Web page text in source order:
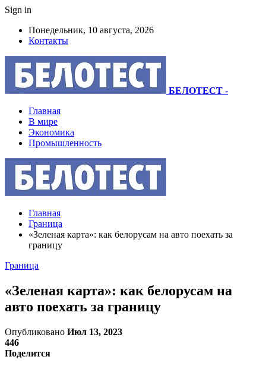
Sign in
Понедельник, 10 августа, 2026
Контакты
БЕЛОТЕСТ -
Главная
В мире
Экономика
Промышленность
Главная
Граница
«Зеленая карта»: как белорусам на авто поехать за
границу
Граница
«Зеленая карта»: как белорусам на
авто поехать за границу
Опубликовано Июл 13, 2023
446
Поделится